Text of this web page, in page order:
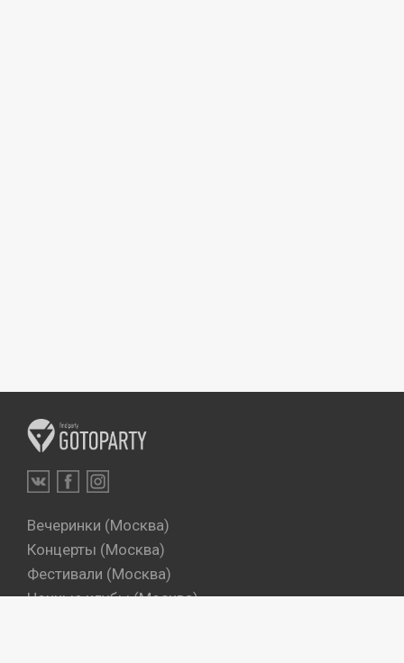
Вечеринки (Москва)
Концерты (Москва)
Фестивали (Москва)
Ночные клубы (Москва)